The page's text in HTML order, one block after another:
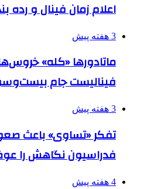
اعلام زمان فینال و رده
3 هفته پیش
ماتادورها «کله» خروس‌ها
فینالیست جام
3 هفته پیش
تفکر «تساوی» باعث
فدراسیون نگاهش را
4 هفته پیش